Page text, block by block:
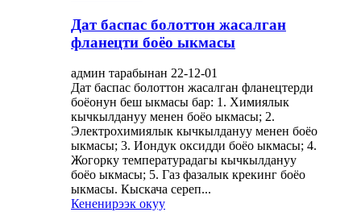
Дат баспас болоттон жасалган
фланецти боёо ыкмасы
админ тарабынан 22-12-01
Дат баспас болоттон жасалган фланецтерди
боёонун беш ыкмасы бар: 1. Химиялык
кычкылдануу менен боёо ыкмасы; 2.
Электрохимиялык кычкылдануу менен боёо
ыкмасы; 3. Иондук оксидди боёо ыкмасы; 4.
Жогорку температурадагы кычкылдануу
боёо ыкмасы; 5. Газ фазалык крекинг боёо
ыкмасы. Кыскача сереп...
Кененирээк окуу